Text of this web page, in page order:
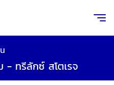
- ทรีลักซ์ สโตเรจ